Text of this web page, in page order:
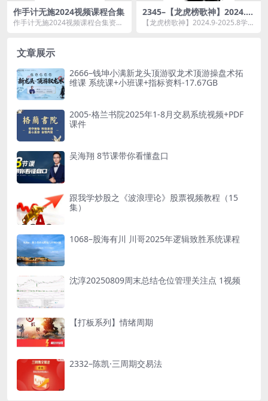
作手计无施2024视频课程合集
作手计无施2024视频课程合集资源
2345–【龙虎榜歌神】2024.9-
2025.8学友圈翻身计划体系视
【龙虎榜歌神】2024.9-2025.8学友
文章展示
2666–钱坤小满新龙头顶游驭龙术顶游操盘术拓
维课 系统课+小班课+指标资料-17.67GB
2005-格兰书院2025年1-8月交易系统视频+PDF
课件
吴海翔 8节课带你看懂盘口
跟我学炒股之《波浪理论》股票视频教程（15
集）
1068–股海有川 川哥2025年逻辑致胜系统课程
沈淳20250809周末总结仓位管理关注点 1视频
【打板系列】情绪周期
2332–陈凯·三周期交易法